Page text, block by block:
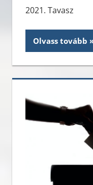
2021. Tavasz
Olvass tovább